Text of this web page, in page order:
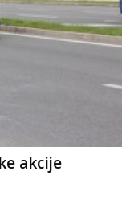
akcije